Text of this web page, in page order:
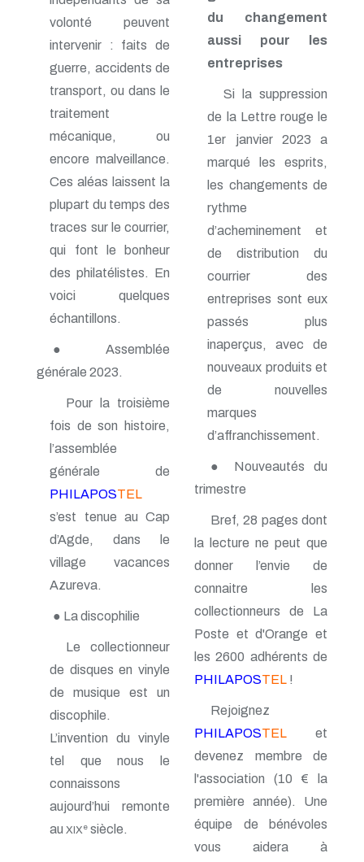
n° 116 - Juillet 2003
n° 115 - Avril 2003
n° 114 - Janvier 2003
n° 112 - Juillet 2002
n° 111 - Avril 2002
n° 110 - Janvier 2002
n° 108 -Juillet 2001
n° 107 - Avril 2001
n° 105 - Octobre 2000
n° 104 - Juillet 2000
n° 103 - Avril 2000
n° 102 - Janvier 2000
n° 100/01 - Octobre 1999
n° 99 - Avril 1999
n° 73 - Octobre 1998
n° 72 - Juillet 1998
n° 70 - Janvier 1998
n° 69 - Octobre 1997
n° 67 - Avril 1997
n° 65 - Octobre 1996
n° 64 - Juillet 1996
n° 63 - Avril 1996
n° 61 - Octobre 1995
n° 60 - Juillet 1995
n° 58 - Janvier 1995
n° 57 - Octobre 1994
n° 54 - Janvier 1994
n° 52 - Juillet 1993
n° 50 - Janvier 1993
n° 49 - Octobre 1992
n° 48 - Juillet 1992
n° 47 - Avril 1992
n° 46 - Janvier 1992
n° 45 - Octobre 1991
n° 43 - Février 1991
n° 42 - 1990
n° 41 - 1990
volonté peuvent
intervenir : faits de
guerre, accidents de
transport, ou dans le
traitement
mécanique, ou
encore malveillance.
Ces aléas laissent la
plupart du temps des
traces sur le courrier,
qui font le bonheur
des philatélistes. En
voici quelques
échantillons.
● Assemblée
générale 2023.
Pour la troisième
fois de son histoire,
l’assemblée
générale de
PHILAPOSTEL
s’est tenue au Cap
d’Agde, dans le
village vacances
Azureva.
● La discophilie
Le collectionneur
de disques en vinyle
de musique est un
discophile.
L’invention du vinyle
tel que nous le
connaissons
aujourd’hui remonte
auXIXe siècle.
du changement
aussi pour les
entreprises
Si la suppression
de la Lettre rouge le
1er janvier 2023 a
marqué les esprits,
les changements de
rythme
d’acheminement et
de distribution du
courrier des
entreprises sont eux
passés plus
inaperçus, avec de
nouveaux produits et
de nouvelles
marques
d’affranchissement.
● Nouveautés du
trimestre
Bref, 28 pages dont
la lecture ne peut que
donner l’envie de
connaitre les
collectionneurs de La
Poste et d'Orange et
les 2600 adhérents de
PHILAPOSTEL !
Rejoignez
PHILAPOSTEL et
devenez membre de
l'association (10 € la
première année). Une
équipe de bénévoles
vous aidera à